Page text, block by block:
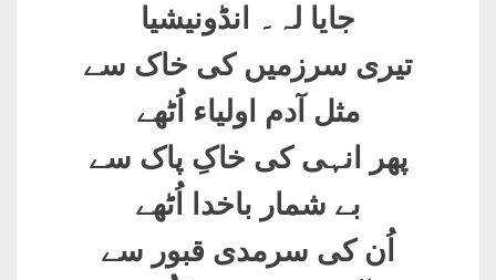
جایا لہ۔ انڈونیشیا
تیری سرزمیں کی خاک سے
مثل آدم اولیاء اُٹھے
پھر انہی کی خاکِ پاک سے
بے شمار باخدا اُٹھے
اُن کی سرمدی قبور سے